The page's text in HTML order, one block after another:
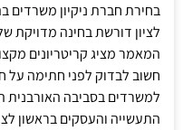
בחירת חברת ניקיון משרדים
לציון דורשת בחינה מדויקת
המאמר מציג קריטריונים
חשוב לבדוק לפני חתימה
למשרדים בסביבה האורבנית
התעשייה והעסקים בראשון